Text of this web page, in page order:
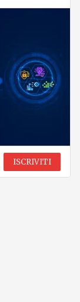
ISCRIVITI